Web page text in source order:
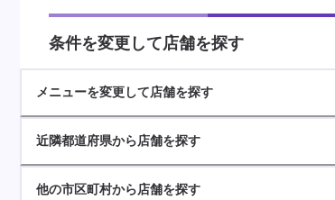
条件を変更して店舗を探す
メニューを変更して店舗を探す
近隣都道府県から店舗を探す
他の市区町村から店舗を探す